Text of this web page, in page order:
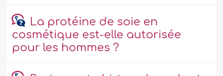
La protéine de soie en
cosmétique est-elle autorisée
pour les hommes ?